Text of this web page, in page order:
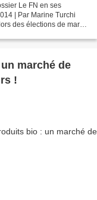
Le FN en ses
| Par Marine Turchi
des élections de mars,
marché de
!